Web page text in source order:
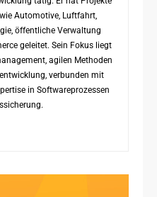
Automotive, Luftfahrt,
öffentliche Verwaltung
geleitet. Sein Fokus liegt
agilen Methoden
verbunden mit
in Softwareprozessen